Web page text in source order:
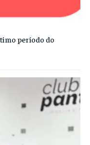
período do